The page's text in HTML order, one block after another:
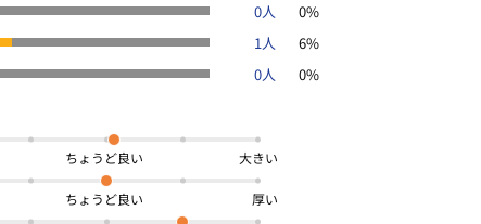
の当たり具合やパソコンやスマートフォンなどの閲覧環境に
と異なって見える場合がございます。
い。
00238
0人
0%
1人
6%
0人
0%
大きい
厚い